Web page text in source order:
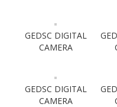
GEDSC DIGITAL
CAMERA
GEDSC DIGITAL
CAMERA